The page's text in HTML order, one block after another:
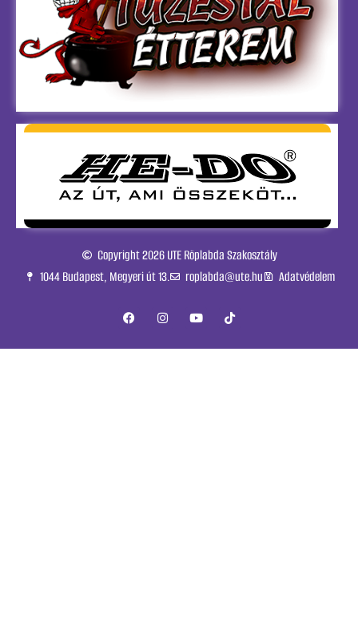
Copyright 2026 UTE Röplabda Szakosztály
1044 Budapest, Megyeri út 13.
roplabda@ute.hu Adatvédelem